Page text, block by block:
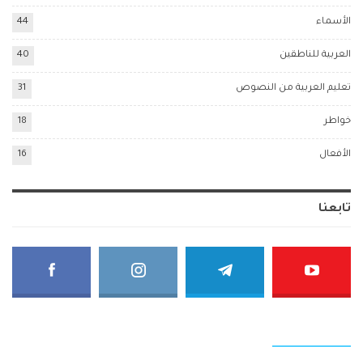
الأسماء 44
العربية للناطقين 40
تعليم العربية من النصوص 31
خواطر 18
الأفعال 16
تابعنا